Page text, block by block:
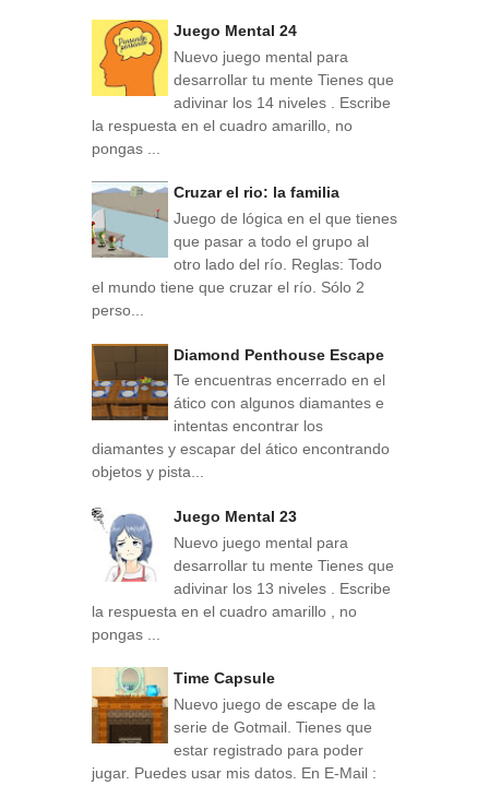
Juego Mental 24
Nuevo juego mental para
desarrollar tu mente Tienes que
adivinar los 14 niveles . Escribe
la respuesta en el cuadro amarillo, no
pongas ...
Cruzar el rio: la familia
Juego de lógica en el que tienes
que pasar a todo el grupo al
otro lado del río. Reglas: Todo
el mundo tiene que cruzar el río. Sólo 2
perso...
Diamond Penthouse Escape
Te encuentras encerrado en el
ático con algunos diamantes e
intentas encontrar los
diamantes y escapar del ático encontrando
objetos y pista...
Juego Mental 23
Nuevo juego mental para
desarrollar tu mente Tienes que
adivinar los 13 niveles . Escribe
la respuesta en el cuadro amarillo , no
pongas ...
Time Capsule
Nuevo juego de escape de la
serie de Gotmail. Tienes que
estar registrado para poder
jugar. Puedes usar mis datos. En E-Mail :